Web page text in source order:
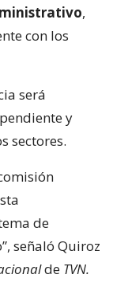
,
con los
será
y
sectores.
de
señaló Quiroz
de TVN.